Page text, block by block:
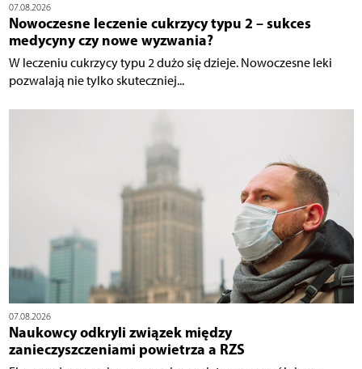
07.08.2026
Nowoczesne leczenie cukrzycy typu 2 – sukces
medycyny czy nowe wyzwania?
W leczeniu cukrzycy typu 2 dużo się dzieje. Nowoczesne leki
pozwalają nie tylko skuteczniej...
07.08.2026
Naukowcy odkryli związek między
zanieczyszczeniami powietrza a RZS